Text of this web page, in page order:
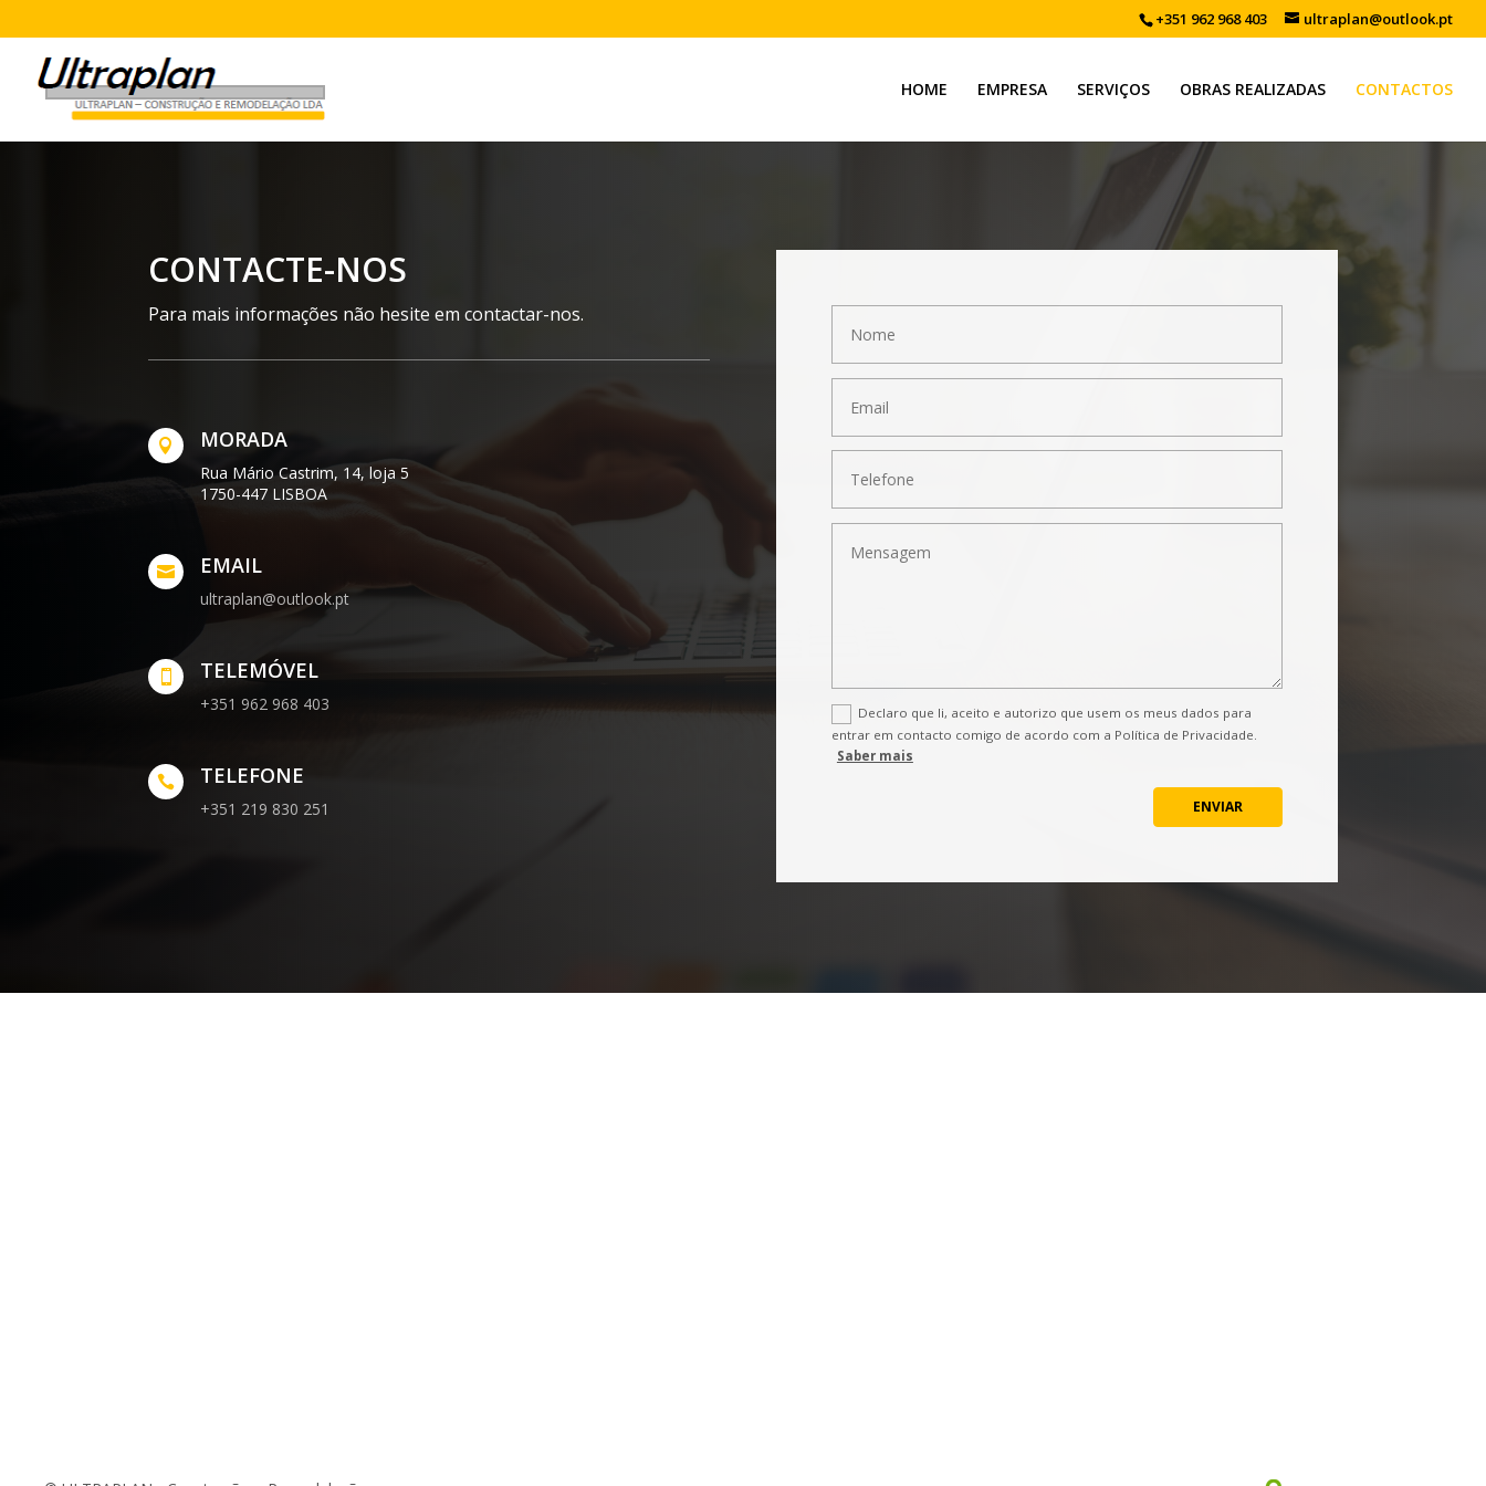
+351 962 968 403 ultraplan@outlook.pt
HOME EMPRESA SERVIÇOS OBRAS REALIZADAS CONTACTOS
CONTACTE-NOS
Para mais informações não hesite em contactar-nos.
 MORADA
Rua Mário Castrim, 14, loja 5
1750-447 LISBOA
 EMAIL
ultraplan@outlook.pt
 TELEMÓVEL
+351 962 968 403
 TELEFONE
+351 219 830 251
Declaro que li, aceito e autorizo que usem os meus dados para
entrar em contacto comigo de acordo com a Política de Privacidade.
Saber mais
ENVIAR